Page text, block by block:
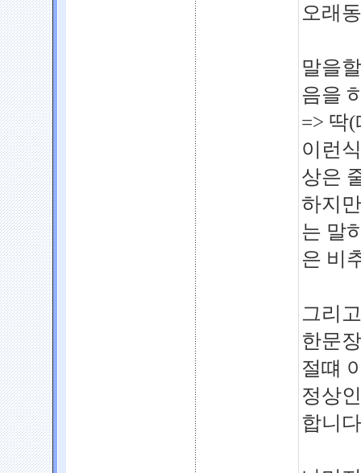
오래
말을
음을
=> 딱
이런
상은
하지
는 말
은 비
그리
한문
절떄
정상
합니